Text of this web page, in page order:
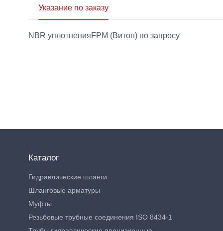
Указание по заказу
NBR уплотненияFPM (Витон) по запросу
Каталог
Гидравлические шланги
Шланговые арматуры
Муфты
Резьбовые трубные соединения ISO 8434-1